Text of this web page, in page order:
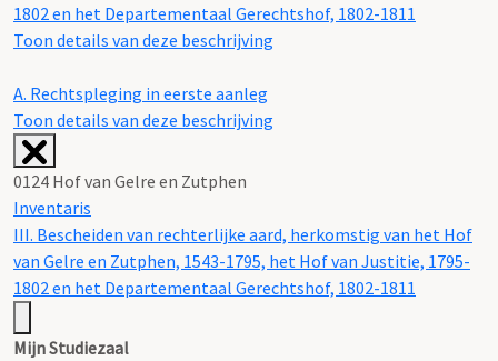
1802 en het Departementaal Gerechtshof, 1802-1811
Toon details van deze beschrijving
A. Rechtspleging in eerste aanleg
Toon details van deze beschrijving
0124 Hof van Gelre en Zutphen
Inventaris
III. Bescheiden van rechterlijke aard, herkomstig van het Hof
van Gelre en Zutphen, 1543-1795, het Hof van Justitie, 1795-
1802 en het Departementaal Gerechtshof, 1802-1811
Mijn Studiezaal